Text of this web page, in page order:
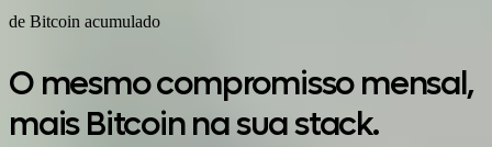
de Bitcoin acumulado
O mesmo compromisso mensal,
mais Bitcoin na sua stack.